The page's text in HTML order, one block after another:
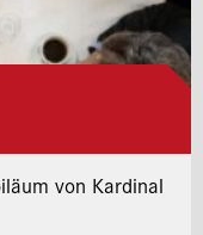
von Kardinal